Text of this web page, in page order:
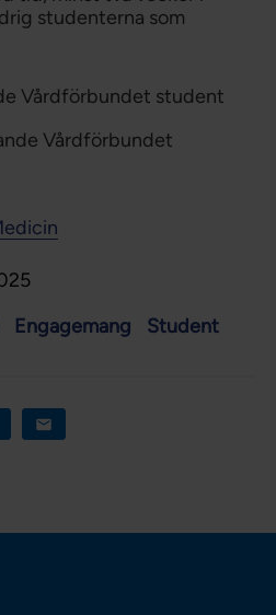
studenterna som
Vårdförbundet student
Vårdförbundet
Engagemang
Student